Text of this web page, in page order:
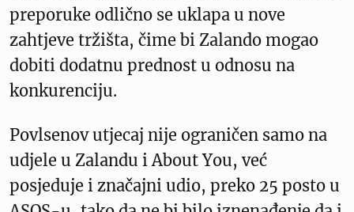
preporuke odlično se uklapa u nove
zahtjeve tržišta, čime bi Zalando mogao
dobiti dodatnu prednost u odnosu na
konkurenciju.
Povlsenov utjecaj nije ograničen samo na
udjele u Zalandu i About You, već
posjeduje i značajni udio, preko 25 posto u